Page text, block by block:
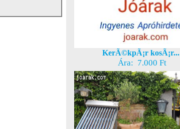
KerÃ©kpÃ¡r kosÃ¡r...
Ára: 7.000 Ft